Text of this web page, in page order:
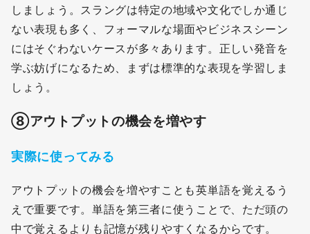
しましょう。スラングは特定の地域や文化でしか通じ
ない表現も多く、フォーマルな場面やビジネスシーン
にはそぐわないケースが多々あります。正しい発音を
学ぶ妨げになるため、まずは標準的な表現を学習しま
しょう。
⑧アウトプットの機会を増やす
実際に使ってみる
アウトプットの機会を増やすことも英単語を覚えるう
えで重要です。単語を第三者に使うことで、ただ頭の
中で覚えるよりも記憶が残りやすくなるからです。